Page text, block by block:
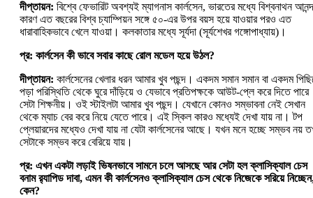
দীপ্তায়ন: বিশ্বে ফেভারিট অবশ্যই ম্যাগনাস কার্লসেন, ভারতের মধ্যে বিশ্বনাথন
কারণ এত বছরের বিশ্ব চ্যাম্পিয়ন সঙ্গে ৫০-এর উপর বয়স হয়ে যাওয়ার পরও এত
ধারাবাহিকভাবে খেলে যাওয়া। কলকাতার মধ্যে সূর্যদা (সূর্যশেখর গঙ্গোপাধ্যায়)।
প্র: কার্লসেন কী ভাবে সবার কাছে রোল মডেল হয়ে উঠল?
দীপ্তায়ন: কার্লসেনের খেলার ধরন আমার খুব পছন্দ। একদম সমান সমান বা একদম
পড়া পরিস্থিতি থেকে ঘুরে দাঁড়িয়ে ও যেভাবে প্রতিপক্ষকে আউট-প্লে করে দিতে পারে
সেটা শিক্ষনীয়। ওই স্টাইলটা আমার খুব পছন্দ। যেখানে কোনও সম্ভাবনা নেই সেখান
থেকে ম্যাচ বের করে নিয়ে যেতে পারে। এই স্কিল কারও মধ্যেই দেখা যায় না। টপ
প্লেয়ারদের মধ্যেও দেখা যায় না যেটা কার্লসেনের আছে। যখন মনে হচ্ছে সম্ভব নয়
সেটাকে সম্ভব করে বেরিয়ে যায়।
প্র: এখন একটা লড়াই ভিষনভাবে সামনে চলে আসছে আর সেটা হল ক্লাসিক্যাল চেস
বনাম র‍্যাপিড দাবা, এমন কী কার্লসেনও ক্লাসিক্যাল চেস থেকে নিজেকে সরিয়ে
কেন?